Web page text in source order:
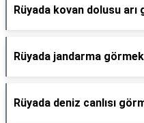
Rüyada kovan dolusu
Rüyada jandarma
Rüyada deniz canlısı